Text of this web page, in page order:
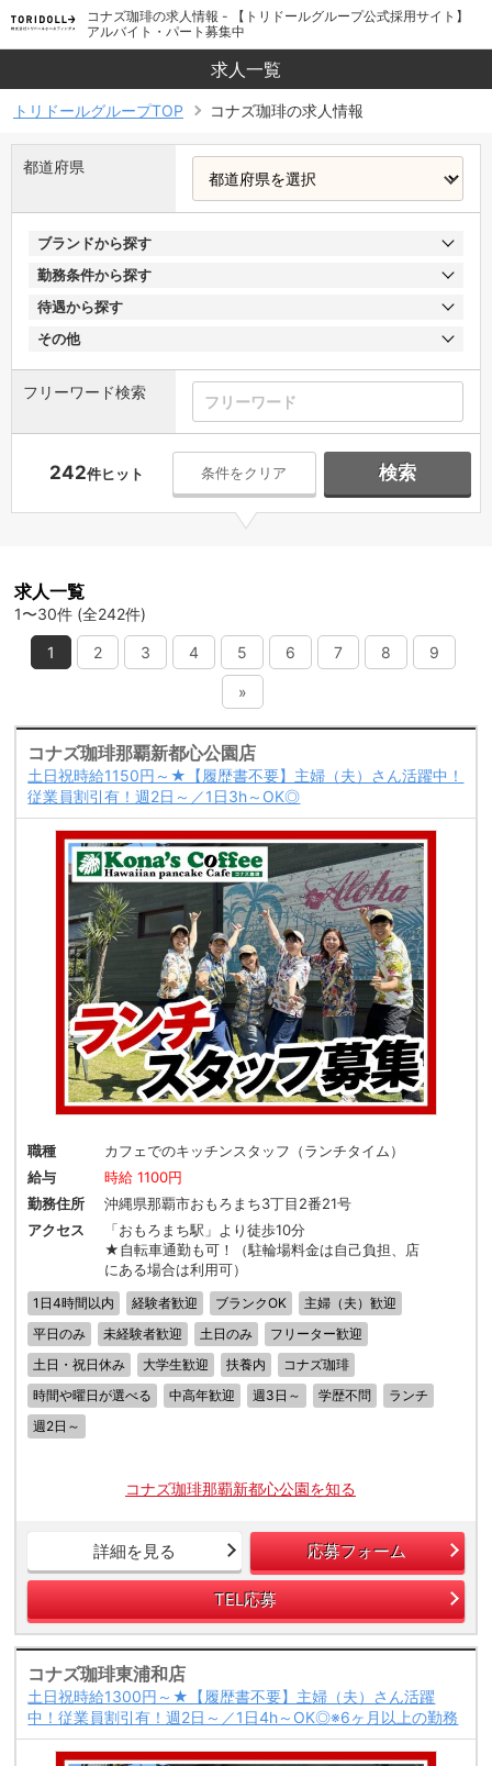
コナズ珈琲の求人情報 - 【トリドールグループ公式採用サイト】
アルバイト・パート募集中
求人一覧
トリドールグループTOP コナズ珈琲の求人情報
都道府県
ブランドから探す
勤務条件から探す
待遇から探す
その他
フリーワード検索
242件ヒット 条件をクリア 検索
求人一覧
1〜30件 (全242件)
1 2 3 4 5 6 7 8 9
»
コナズ珈琲那覇新都心公園店
土日祝時給1150円～★【履歴書不要】主婦（夫）さん活躍中！
従業員割引有！週2日～／1日3h～OK◎
職種
カフェでのキッチンスタッフ（ランチタイム）
給与
時給 1100円
勤務住所
沖縄県那覇市おもろまち3丁目2番21号
アクセス
「おもろまち駅」より徒歩10分
★自転車通勤も可！（駐輪場料金は自己負担、店
にある場合は利用可）
1日4時間以内 経験者歓迎 ブランクOK
主婦（夫）歓迎
平日のみ
未経験者歓迎 土日のみ
フリーター歓迎
土日・祝日休み
大学生歓迎 扶養内
コナズ珈琲
時間や曜日が選べる
中高年歓迎 週3日～ 学歴不問
ランチ
週2日～
コナズ珈琲那覇新都心公園を知る
詳細を見る 応募フォーム
TEL応募
コナズ珈琲東浦和店
土日祝時給1300円～★【履歴書不要】主婦（夫）さん活躍
中！従業員割引有！週2日～／1日4h～OK◎※6ヶ月以上の勤務